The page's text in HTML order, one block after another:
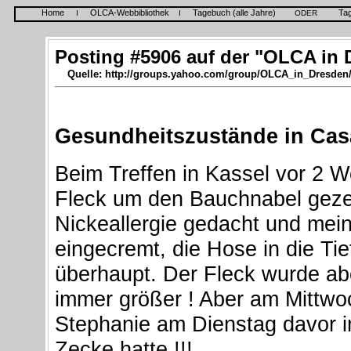
Home I OLCA-Webbibliothek I Tagebuch (alle Jahre) ODER
Posting #5906 auf der "OLCA in
Quelle: http://groups.yahoo.com/group/OLCA_in_Dresden/
Gesundheitszustände in
Beim Treffen in Kassel vor 2
Fleck um den Bauchnabel
Nickeallergie gedacht und
eingecremt, die Hose in die
überhaupt. Der Fleck wurde
immer größer ! Aber am
Stephanie am Dienstag davor